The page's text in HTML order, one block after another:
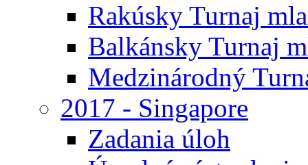
Rakúsky Turnaj
Balkánsky Turnaj
Medzinárodný
2017 - Singapore
Zadania úloh